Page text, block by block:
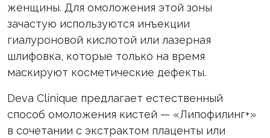
женщины. Для омоложения этой зоны
зачастую используются инъекции
гиалуроновой кислотой или лазерная
шлифовка, которые только на время
маскируют косметические дефекты.
Deva Clinique предлагает естественный
способ омоложения кистей — «Липофилинг+»
в сочетании с экстрактом плаценты или